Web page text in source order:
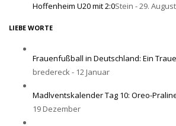
Hoffenheim U20 mit 2:0Stein - 29.
LIEBE WORTE
Frauenfußball in Deutschland: Ein
bredereck - 12 Januar
Madlventskalender Tag 10: Oreo-
19 Dezember